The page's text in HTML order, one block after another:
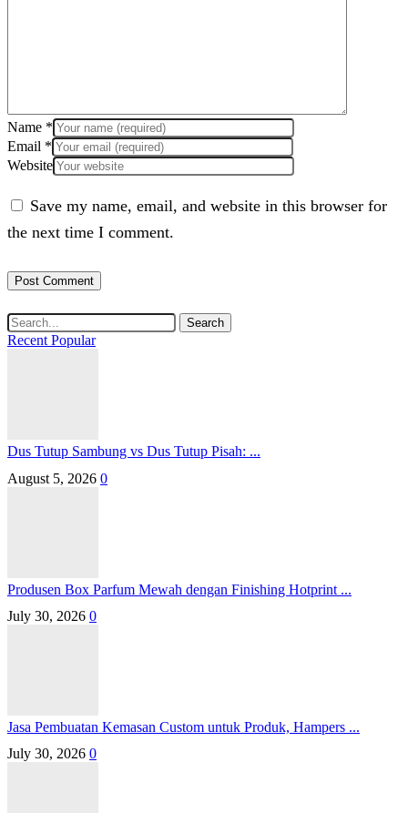
Name *
Email *
Website
Save my name, email, and website in this browser for
the next time I comment.
Search
RecentPopular
Dus Tutup Sambung vs Dus Tutup Pisah: ...
August 5, 2026 0
Produsen Box Parfum Mewah dengan Finishing Hotprint ...
July 30, 2026 0
Jasa Pembuatan Kemasan Custom untuk Produk, Hampers ...
July 30, 2026 0